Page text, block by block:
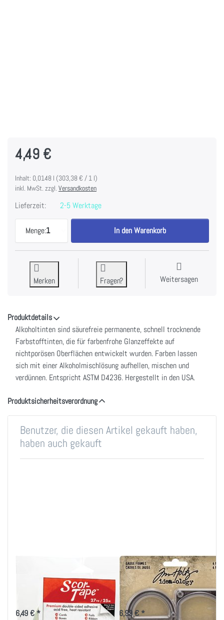
4,49 €
Inhalt: 0,0148 l (303,38 € / 1 l)
inkl. MwSt. zzgl. Versandkosten
Lieferzeit: 2-5 Werktage
Menge:1
Tim Holtz Alcohol Ink - Sepia zu 4,49 €, Menge 1.
In den Warenkorb
Merken Fragen? Weitersagen
Produktdetails
Alkoholtinten sind säurefreie permanente, schnell trocknende
Farbstofftinten, die für farbenfrohe Glanzeffekte auf
nichtporösen Oberflächen entwickelt wurden. Farben lassen
sich mit einer Alkoholmischlösung aufhellen, mischen und
verdünnen. Entspricht ASTM D4236. Hergestellt in den USA.
Produktsicherheitsverordnung
Benutzer, die diesen Artikel gekauft haben,
haben auch gekauft
doppelseitiges
Klebeband 6,4 mm
6,49 € *
Idea-Ology Metal
Gauge Frames 2"X2"
4/Pkg-
6,99 € *